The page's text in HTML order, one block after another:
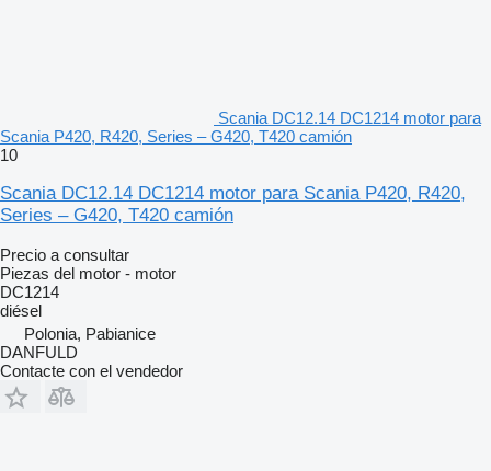
Scania DC12.14 DC1214 motor para
Scania P420, R420, Series – G420, T420 camión
10
Scania DC12.14 DC1214 motor para Scania P420, R420,
Series – G420, T420 camión
Precio a consultar
Piezas del motor - motor
DC1214
diésel
Polonia, Pabianice
DANFULD
Contacte con el vendedor